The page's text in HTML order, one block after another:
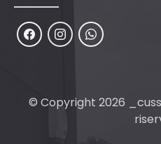
© Copyright 2026